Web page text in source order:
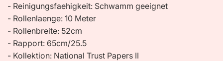
- Reinigungsfaehigkeit: Schwamm geeignet
- Rollenlaenge: 10 Meter
- Rollenbreite: 52cm
- Rapport: 65cm/25.5
- Kollektion: National Trust Papers II